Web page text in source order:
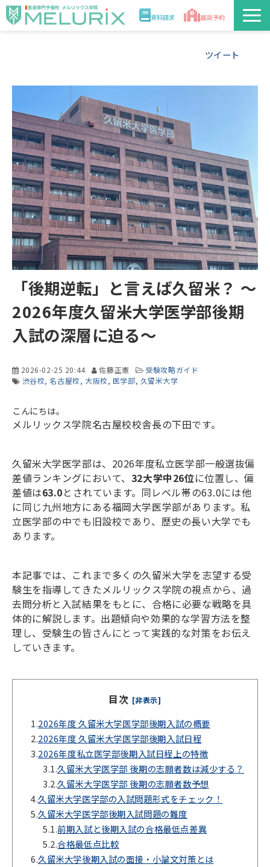
資料請求 面談予約
入学案内
合格実績・合格体験記
講師
医学部解答速報2026
ツイート
「後期逆転」と言えば久留米？ ～
2026年度久留米大学医学部後期
入試の深層に迫る～
2026-02-25 20:44 佐藤正憲
受験攻略ガイド
渋谷校 名古屋校 大阪校 医学部 久留米大学
こんにちは。
メルリックス学院名古屋校校舎長の下田です。
久留米大学医学部は、 2026年度私立医学部一般選抜偏
差値ランキングにおいて、 32大学中26位に位置し、偏
差値は63.0とされています。 同レベル帯の63.0には他
に同じ九州地方にある福岡大学医学部があります。私
立医学部の中でも旧設校であり、歴史の長い大学でも
あります。
本記事では、これまで多くの久留米大学を志望する受
験生を指導してきたメルリックス学院の視点から、過
去問分析と入試結果をもとに、合格に必要な戦略を具
体的に解説します。出題傾向や効果的な学習方法を整
理し、受験生の皆さんにとって実践的な対策をお伝え
していきます。
目次 [非表示]
1.2026年度 久留米大学医学部後期入試の概要
2.2026年度 久留米大学医学部後期入試日程
3.2026年度私立医学部後期入試日程上の特徴
3.1.久留米大学医学部 後期の志願者数は減少する？
3.2.久留米大学医学部 後期の志願者数予想
4.久留米大学医学部の入試問題形式をチェック！
5.久留米大学医学部後期入試問題の難度
5.1.前期入試と後期入試の合格最低点差異
5.2.合格最低点比較
6.久留米大学後期入試の面接・小論文対策とは